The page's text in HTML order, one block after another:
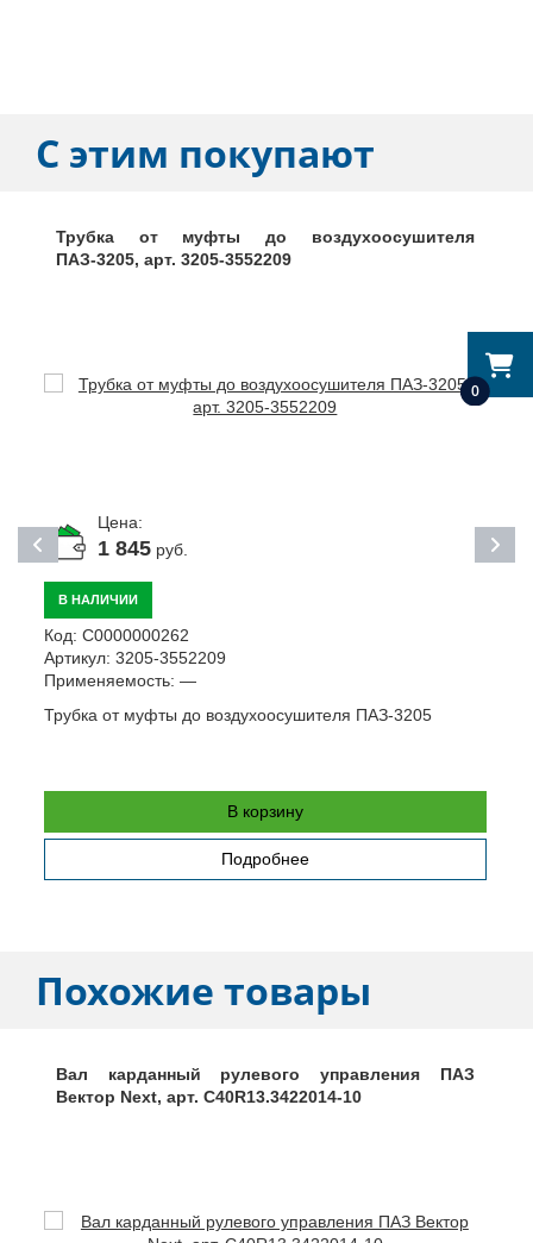
0
С этим покупают
Трубка от муфты до воздухоосушителя
ПАЗ-3205, арт. 3205-3552209
Цена:
1 845руб.
В НАЛИЧИИ
Код: С0000000262
Артикул: 3205-3552209
Применяемость: —
Трубка от муфты до воздухоосушителя ПАЗ-3205
В корзину
Подробнее
Похожие товары
Вал карданный рулевого управления ПАЗ
Вектор Next, арт. С40R13.3422014-10